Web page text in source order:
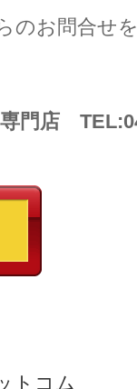
のお問合せ
門店
トコム